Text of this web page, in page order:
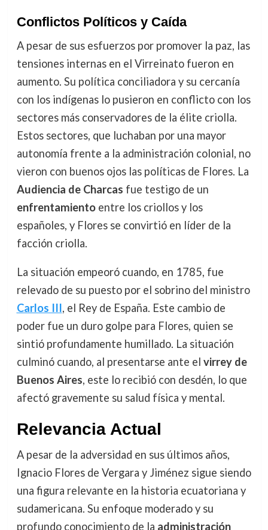
Conflictos Políticos y Caída
A pesar de sus esfuerzos por promover la paz, las
tensiones internas en el Virreinato fueron en
aumento. Su política conciliadora y su cercanía
con los indígenas lo pusieron en conflicto con los
sectores más conservadores de la élite criolla.
Estos sectores, que luchaban por una mayor
autonomía frente a la administración colonial, no
vieron con buenos ojos las políticas de Flores. La
Audiencia de Charcas fue testigo de un
enfrentamientoentre los criollos y los
españoles, y Flores se convirtió en líder de la
facción criolla.
La situación empeoró cuando, en 1785, fue
relevado de su puesto por el sobrino del ministro
Carlos III, el Rey de España. Este cambio de
poder fue un duro golpe para Flores, quien se
sintió profundamente humillado. La situación
culminó cuando, al presentarse ante el virrey de
Buenos Aires, este lo recibió con desdén, lo que
afectó gravemente su salud física y mental.
Relevancia Actual
A pesar de la adversidad en sus últimos años,
Ignacio Flores de Vergara y Jiménez sigue siendo
una figura relevante en la historia ecuatoriana y
sudamericana. Su enfoque moderado y su
profundo conocimiento de la administración